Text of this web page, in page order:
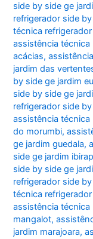
side by side ge
refrigerador side
técnica
assistência técnica
acácias,
jardim das
by side ge jardim
side by side ge
refrigerador side
assistência
do morumbi,
ge jardim guedala,
side ge jardim
side by side ge
refrigerador side
técnica
assistência técnica
mangalot,
jardim marajoara,